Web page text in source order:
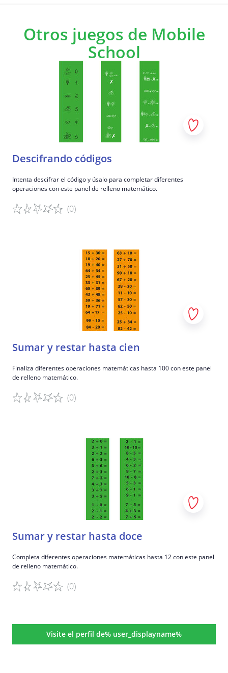
Otros juegos de Mobile
School
Descifrando códigos
Intenta descifrar el código y úsalo para completar diferentes
operaciones con este panel de relleno matemático.
(0)
Sumar y restar hasta cien
Finaliza diferentes operaciones matemáticas hasta 100 con este panel
de relleno matemático.
(0)
Sumar y restar hasta doce
Completa diferentes operaciones matemáticas hasta 12 con este panel
de relleno matemático.
(0)
Visite el perfil de% user_displayname%